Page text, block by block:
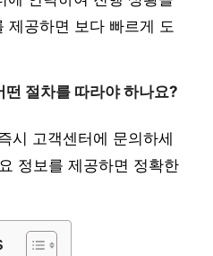
제공하면 보다 빠르게 도
절차를 따라야 하나요?
시 고객센터에 문의하세
정보를 제공하면 정확한